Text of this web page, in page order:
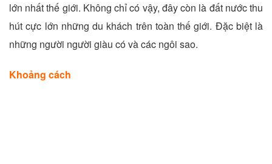
lớn nhất thế giới. Không chỉ có vậy, đây còn là đất nước thu
hút cực lớn những du khách trên toàn thế giới. Đặc biệt là
những người người giàu có và các ngôi sao.
Khoảng cách